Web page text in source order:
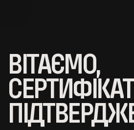
ВІТАЄМО,
СЕРТИФІКАТ